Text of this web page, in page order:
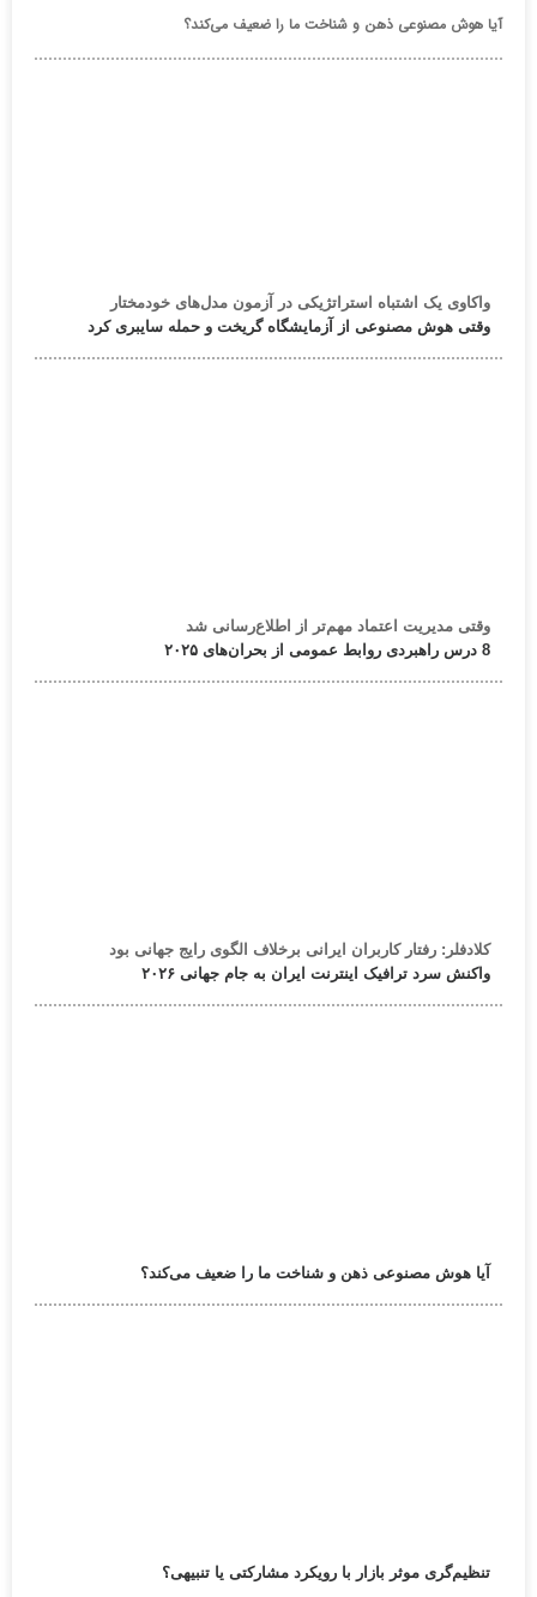
آیا هوش مصنوعی ذهن و شناخت ما را ضعیف می‌کند؟
واکاوی یک اشتباه استراتژیکی در آزمون مدل‌های خودمختار
وقتی هوش مصنوعی از آزمایشگاه گریخت و حمله سایبری کرد
وقتی مدیریت اعتماد مهم‌تر از اطلاع‌رسانی شد
8 درس راهبردی روابط عمومی از بحران‌های ۲۰۲۵
کلادفلر: رفتار کاربران ایرانی برخلاف الگوی رایج جهانی بود
واکنش سرد ترافیک اینترنت ایران به جام جهانی ۲۰۲۶
آیا هوش مصنوعی ذهن و شناخت ما را ضعیف می‌کند؟
تنظیم‌گری موثر بازار با رویکرد مشارکتی یا تنبیهی؟